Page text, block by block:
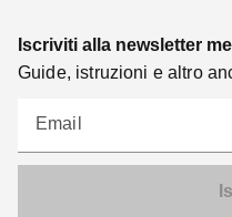
Iscriviti alla newsletter
Guide, istruzioni e altro
Email